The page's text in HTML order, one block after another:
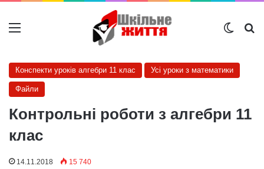
Меню
Конспекти уроків алгебри 11 клас Усі уроки з математики
Файли
Контрольні роботи з алгебри 11
клас
14.11.2018 15 740